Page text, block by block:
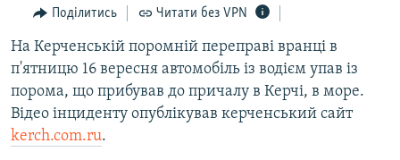
Перейти
пошуку
ПОГЛЯД
ІНТЕРВ'Ю
ВСЕ ЗА ДЕНЬ
СПЕЦПРОЕКТИ
ДЕПОРТАЦІЯ
ЯК ОБІЙТИ БЛОКУВАННЯ
Поділитись Читати без VPN
На Керченській поромній переправі вранці в
п'ятницю 16 вересня автомобіль із водієм упав із
порома, що прибував до причалу в Керчі, в море.
Відео інциденту опублікував керченський сайт
kerch.com.ru.